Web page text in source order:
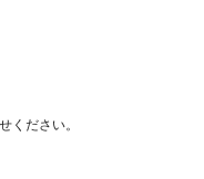
ください。